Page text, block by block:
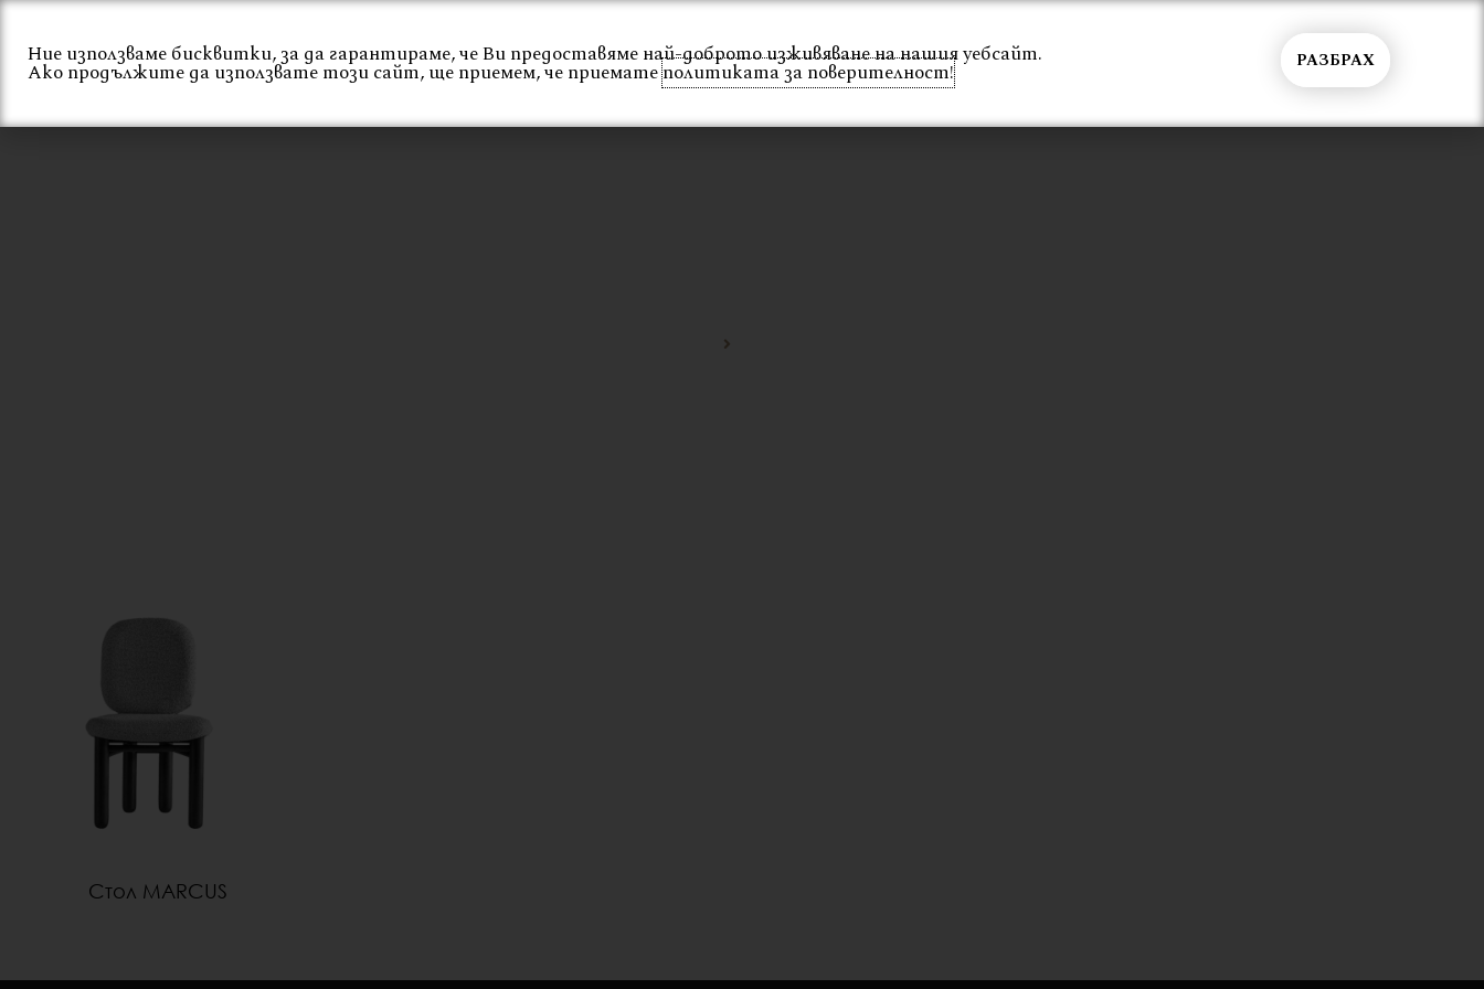
Skip
content
Начало За нас Интериор Екстериор Каталог Проекти Общи условия Вход
Стол MARCUS
Ние използваме бисквитки, за да гарантираме, че Ви предоставяме най-доброто изживяване на нашия уебсайт.
Ако продължите да използвате този сайт, ще приемем, че приематеполитиката за поверителност! РАЗБРАХ